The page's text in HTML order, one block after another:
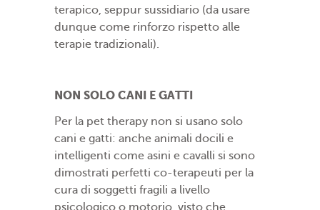
terapico, seppur sussidiario (da usare
dunque come rinforzo rispetto alle
terapie tradizionali).
NON SOLO CANI E GATTI
Per la pet therapy non si usano solo
cani e gatti: anche animali docili e
intelligenti come asini e cavalli si sono
dimostrati perfetti co-terapeuti per la
cura di soggetti fragili a livello
psicologico o motorio, visto che